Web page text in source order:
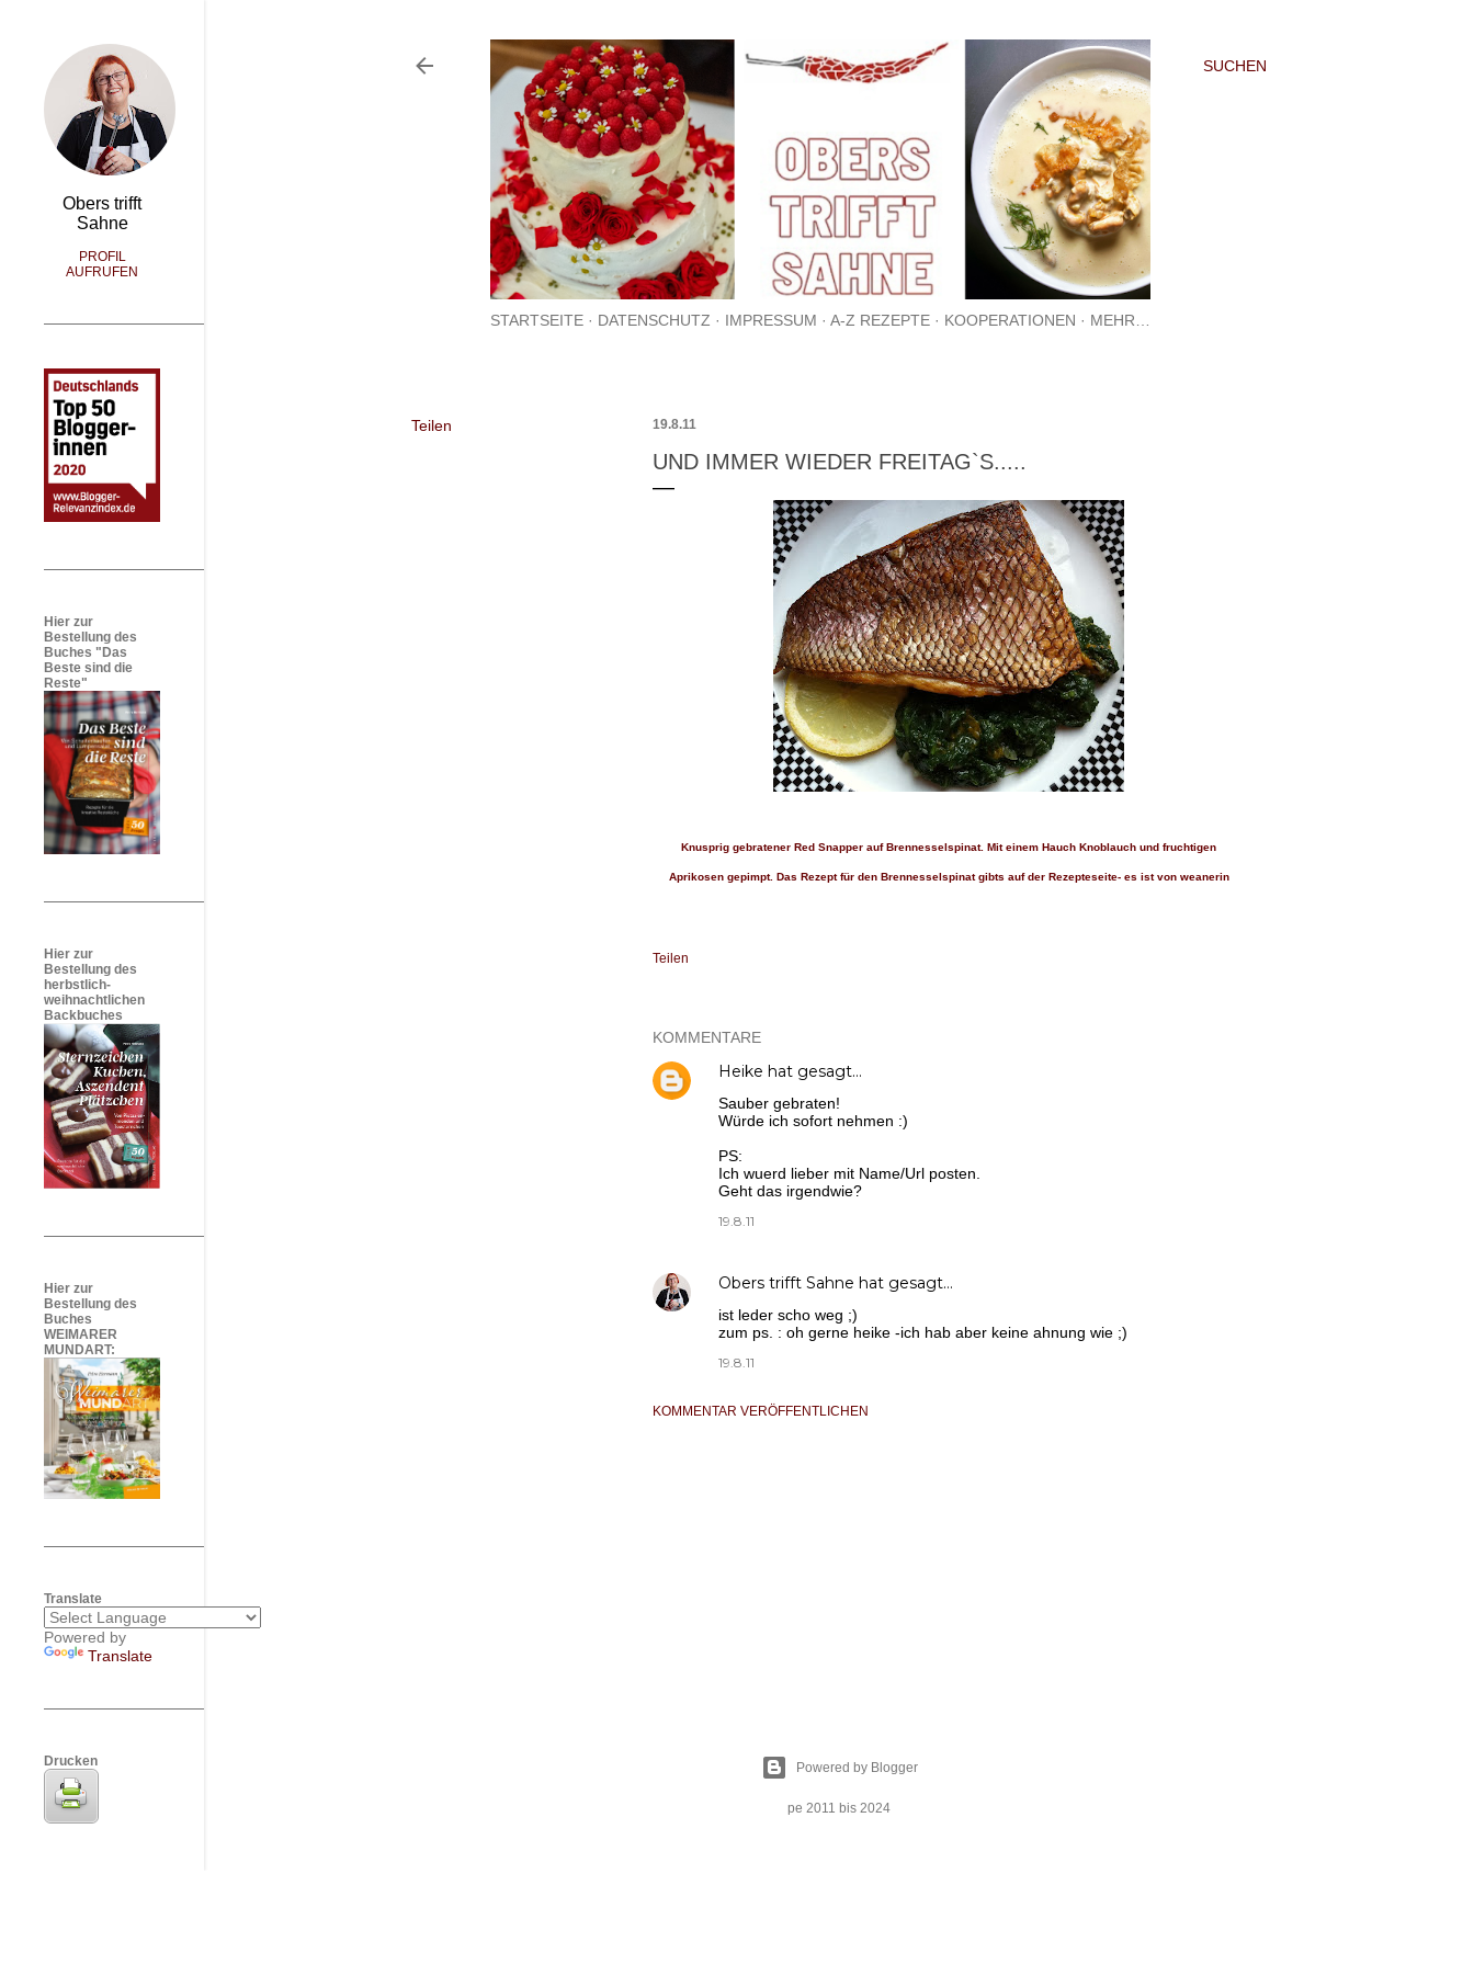
SUCHEN
STARTSEITE DATENSCHUTZ IMPRESSUM A-Z REZEPTE KOOPERATIONEN MEHR…
Teilen 19.8.11
UND IMMER WIEDER FREITAG`S.....
Knusprig gebratener Red Snapper auf Brennesselspinat. Mit einem Hauch Knoblauch und fruchtigen
Aprikosen gepimpt. Das Rezept für den Brennesselspinat gibts auf der Rezepteseite- es ist von weanerin
Teilen
KOMMENTARE
Heike hat gesagt…
Sauber gebraten!
Würde ich sofort nehmen :)
PS:
Ich wuerd lieber mit Name/Url posten.
Geht das irgendwie?
19.8.11
Obers trifft Sahne hat gesagt…
ist leder scho weg ;)
zum ps. : oh gerne heike -ich hab aber keine ahnung wie ;)
19.8.11
KOMMENTAR VERÖFFENTLICHEN
Powered by Blogger
pe 2011 bis 2024
Obers trifft
Sahne
PROFIL
AUFRUFEN
Hier zur
Bestellung des
Buches "Das
Beste sind die
Reste"
Hier zur
Bestellung des
herbstlich-
weihnachtlichen
Backbuches
Hier zur
Bestellung des
Buches
WEIMARER
MUNDART:
Translate
Powered by
Translate
Drucken